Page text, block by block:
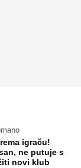
igraču!
ne putuje s
novi klub